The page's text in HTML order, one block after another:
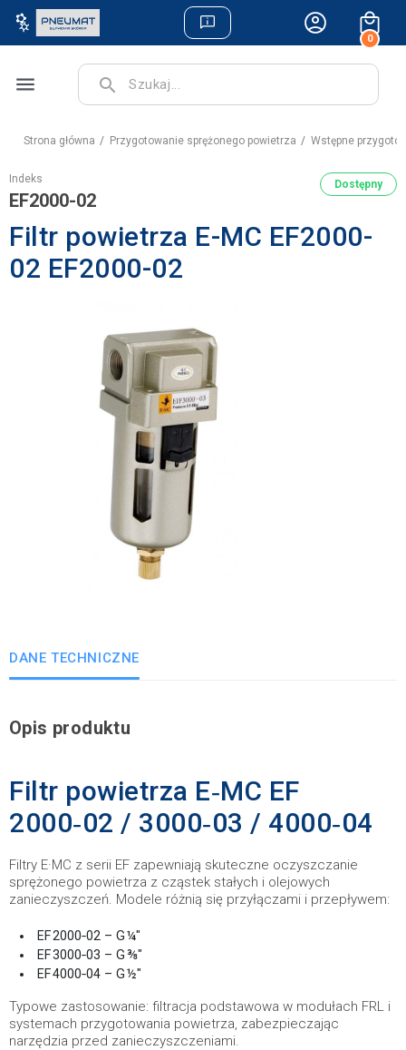
0
menu search
Strona główna Przygotowanie sprężonego powietrza Wstępne
Indeks
EF2000-02
Dostępny
Filtr powietrza E-MC EF2000-
02 EF2000-02
DANE TECHNICZNE
Opis produktu
Filtr powietrza E‑MC EF
2000‑02 / 3000‑03 / 4000‑04
Filtry E·MC z serii EF zapewniają skuteczne oczyszczanie
sprężonego powietrza z cząstek stałych i olejowych
zanieczyszczeń. Modele różnią się przyłączami i przepływem:
EF 2000‑02 – G ¼″
EF 3000‑03 – G ⅜″
EF 4000‑04 – G ½″
Typowe zastosowanie: filtracja podstawowa w modułach FRL i
systemach przygotowania powietrza, zabezpieczając
narzędzia przed zanieczyszczeniami.